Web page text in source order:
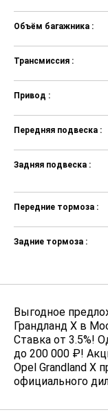
задних
000 ₽
₽
Объём багажника :
Трансмиссия :
Привод :
Передняя подвеска :
Задняя подвеска :
Передние тормоза :
Задние тормоза :
Выгодное
Грандланд Х в
Ставка от 3.5%!
до 200 000 ₽!
Opel Grandland X
официального